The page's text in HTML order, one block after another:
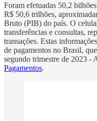
Foram efetuadas 50,2
R$ 50,6 trilhões,
Bruto (PIB) do país. O
transferências e consultas,
transações. Estas
de pagamentos no Brasil,
segundo trimestre de 2023 -
Pagamentos.